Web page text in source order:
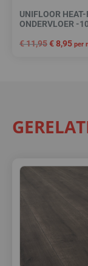
UNIFLOOR
ONDERVLOER -
€11,95€8,95 per